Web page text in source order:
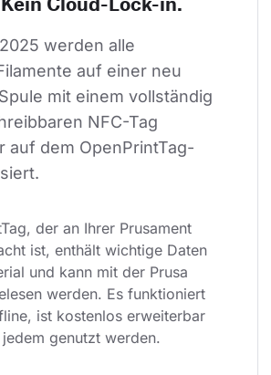
werden alle
auf einer neu
mit einem vollständig
NFC-Tag
auf dem OpenPrintTag-
der an Ihrer Prusament
ist, enthält wichtige Daten
und kann mit der Prusa
werden. Es funktioniert
ist kostenlos erweiterbar
genutzt werden.